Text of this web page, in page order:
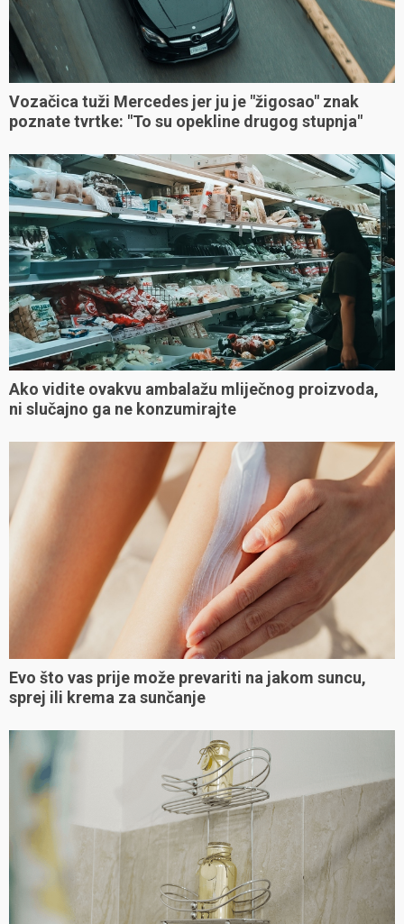
Vozačica tuži Mercedes jer ju je "žigosao" znak
poznate tvrtke: "To su opekline drugog stupnja"
Ako vidite ovakvu ambalažu mliječnog proizvoda,
ni slučajno ga ne konzumirajte
Evo što vas prije može prevariti na jakom suncu,
sprej ili krema za sunčanje